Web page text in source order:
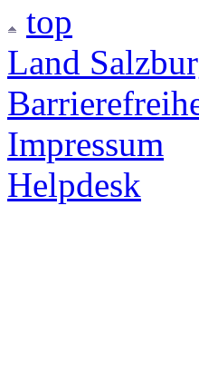
top
Land
Impressum
Helpdesk